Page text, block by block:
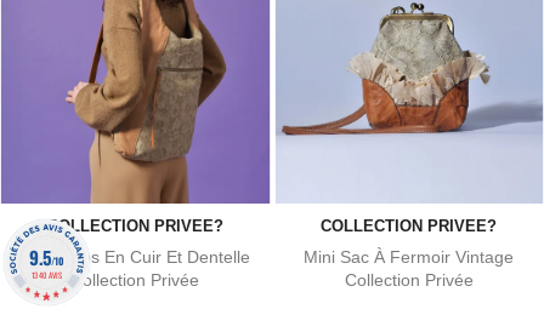
COLLECTION PRIVEE?
Sac À Dos En Cuir Et Dentelle
Collection Privée
COLLECTION PRIVEE?
Mini Sac À Fermoir Vintage
Collection Privée
9.5/10
1340 AVIS